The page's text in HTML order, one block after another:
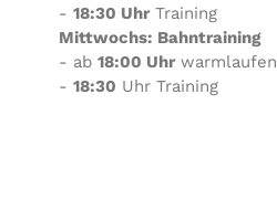
- 18:30 UhrTraining
Mittwochs: Bahntraining
- ab 18:00 Uhrwarmlaufen
- 18:30 Uhr Training